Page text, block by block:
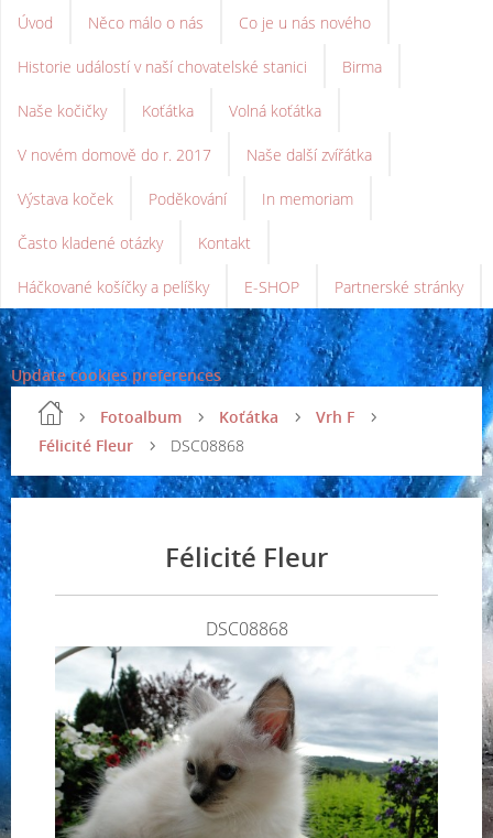
Úvod Něco málo o nás Co je u nás nového
Historie událostí v naší chovatelské stanici Birma
Naše kočičky Koťátka Volná koťátka
V novém domově do r. 2017 Naše další zvířátka
Výstava koček Poděkování In memoriam
Často kladené otázky Kontakt
Háčkované košíčky a pelíšky E-SHOP Partnerské stránky
Update cookies preferences
Fotoalbum
Koťátka
Vrh F
Félicité Fleur
DSC08868
Félicité Fleur
DSC08868